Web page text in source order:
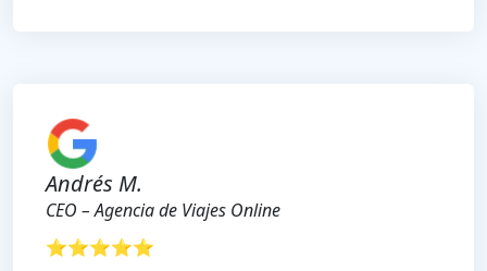
Andrés M.
CEO – Agencia de Viajes Online
⭐⭐⭐⭐⭐